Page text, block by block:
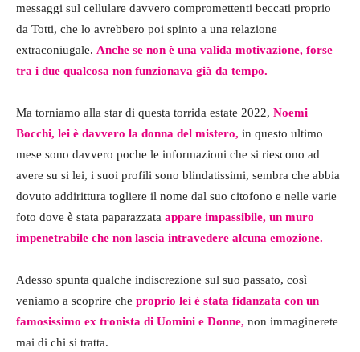
messaggi sul cellulare davvero compromettenti beccati proprio
da Totti, che lo avrebbero poi spinto a una relazione
extraconiugale. Anche se non è una valida motivazione, forse
tra i due qualcosa non funzionava già da tempo.
Ma torniamo alla star di questa torrida estate 2022, Noemi
Bocchi, lei è davvero la donna del mistero, in questo ultimo
mese sono davvero poche le informazioni che si riescono ad
avere su si lei, i suoi profili sono blindatissimi, sembra che abbia
dovuto addirittura togliere il nome dal suo citofono e nelle varie
foto dove è stata paparazzata appare impassibile, un muro
impenetrabile che non lascia intravedere alcuna emozione.
Adesso spunta qualche indiscrezione sul suo passato, così
veniamo a scoprire che proprio lei è stata fidanzata con un
famosissimo ex tronista di Uomini e Donne, non immaginerete
mai di chi si tratta.